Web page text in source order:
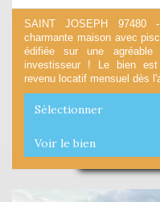
SAINT JOSEPH 97480
charmante maison avec
édifiée sur une
investisseur ! Le bien est
revenu locatif mensuel dès
Sélectionner
Voir le bien